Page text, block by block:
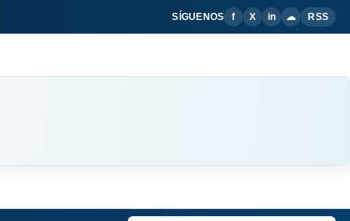
SÍGUENOS f X in ☁ RSS